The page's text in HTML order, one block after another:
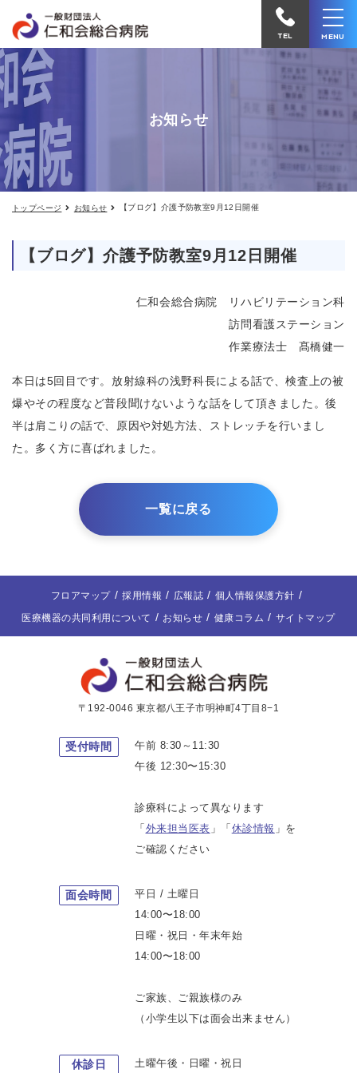
グ】
介
護
予
防
教
月
12
日
開
病
院
電
か
る
TEL MENU
お知らせ
トップページ お知らせ 【ブログ】介護予防教室9月12日開催
【ブログ】介護予防教室9月12日開催
仁和会総合病院 リハビリテーション科
訪問看護ステーション
作業療法士 髙橋健一
本日は5回目です。放射線科の浅野科長による話で、検査上の被
爆やその程度など普段聞けないような話をして頂きました。後
半は肩こりの話で、原因や対処方法、ストレッチを行いまし
た。多く方に喜ばれました。
一覧に戻る
フロアマップ 採用情報 広報誌
個人情報保護方針
医療機器の共同利用について
お知らせ 健康コラム サイトマップ
〒192-0046 東京都八王子市明神町4丁目8−1
受付時間
午前 8:30～11:30
午後 12:30〜15:30
診療科によって異なります
「 外来担当医表 」「 休診情報 」を
ご確認ください
面会時間
平日 / 土曜日
14:00〜18:00
日曜・祝日・年末年始
14:00〜18:00
ご家族、ご親族様のみ
（小学生以下は面会出来ません）
休診日 土曜午後・日曜・祝日